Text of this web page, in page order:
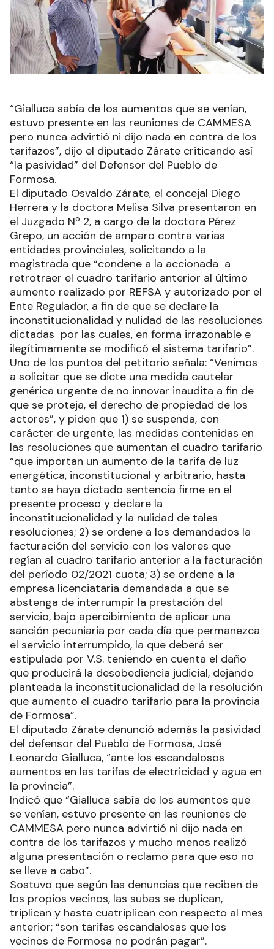
“Gialluca sabía de los aumentos que se venían,
estuvo presente en las reuniones de CAMMESA
pero nunca advirtió ni dijo nada en contra de los
tarifazos”, dijo el diputado Zárate criticando así
“la pasividad” del Defensor del Pueblo de
Formosa.
El diputado Osvaldo Zárate, el concejal Diego
Herrera y la doctora Melisa Silva presentaron en
el Juzgado Nº 2, a cargo de la doctora Pérez
Grepo, un acción de amparo contra varias
entidades provinciales, solicitando a la
magistrada que “condene a la accionada a
retrotraer el cuadro tarifario anterior al último
aumento realizado por REFSA y autorizado por el
Ente Regulador, a fin de que se declare la
inconstitucionalidad y nulidad de las resoluciones
dictadas por las cuales, en forma irrazonable e
ilegítimamente se modificó el sistema tarifario”.
Uno de los puntos del petitorio señala: “Venimos
a solicitar que se dicte una medida cautelar
genérica urgente de no innovar inaudita a fin de
que se proteja, el derecho de propiedad de los
actores”, y piden que 1) se suspenda, con
carácter de urgente, las medidas contenidas en
las resoluciones que aumentan el cuadro tarifario
“que importan un aumento de la tarifa de luz
energética, inconstitucional y arbitrario, hasta
tanto se haya dictado sentencia firme en el
presente proceso y declare la
inconstitucionalidad y la nulidad de tales
resoluciones; 2) se ordene a los demandados la
facturación del servicio con los valores que
regían al cuadro tarifario anterior a la facturación
del período 02/2021 cuota; 3) se ordene a la
empresa licenciataria demandada a que se
abstenga de interrumpir la prestación del
servicio, bajo apercibimiento de aplicar una
sanción pecuniaria por cada día que permanezca
el servicio interrumpido, la que deberá ser
estipulada por V.S. teniendo en cuenta el daño
que producirá la desobediencia judicial, dejando
planteada la inconstitucionalidad de la resolución
que aumento el cuadro tarifario para la provincia
de Formosa”.
El diputado Zárate denunció además la pasividad
del defensor del Pueblo de Formosa, José
Leonardo Gialluca, “ante los escandalosos
aumentos en las tarifas de electricidad y agua en
la provincia”.
Indicó que “Gialluca sabía de los aumentos que
se venían, estuvo presente en las reuniones de
CAMMESA pero nunca advirtió ni dijo nada en
contra de los tarifazos y mucho menos realizó
alguna presentación o reclamo para que eso no
se lleve a cabo”.
Sostuvo que según las denuncias que reciben de
los propios vecinos, las subas se duplican,
triplican y hasta cuatriplican con respecto al mes
anterior; “son tarifas escandalosas que los
vecinos de Formosa no podrán pagar”.